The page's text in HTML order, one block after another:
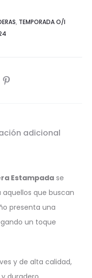
, TEMPORADA O/I
adicional
Estampada se
que buscan
presenta una
un toque
y de alta calidad,